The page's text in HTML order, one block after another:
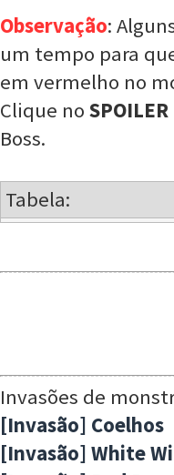
Observação:
um tempo para
em vermelho no
Clique no SPOILER
Boss.
Tabela:
Invasões de
[Invasão] Coelhos
[Invasão] White